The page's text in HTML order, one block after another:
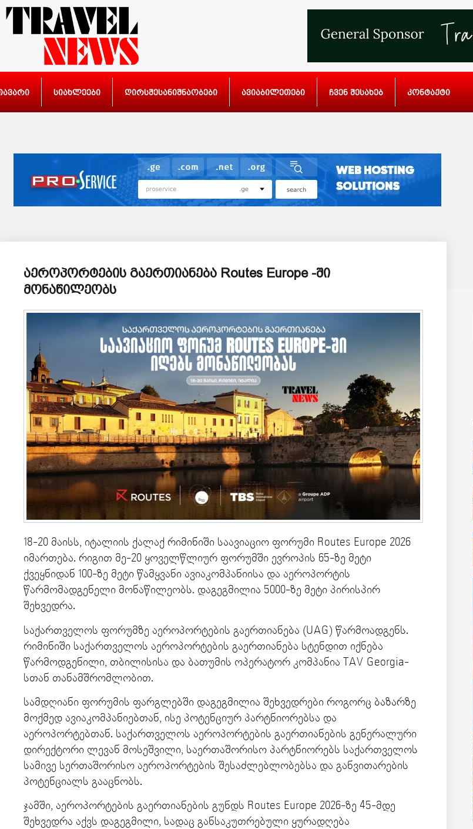
სიახლეები ღირსშესანიშნაობები ავიაბილეთები ჩვენ შესახებ კონტაქტი
აეროპორტების გაერთიანება Routes Europe -ში
მონაწილეობს
18-20 მაისს, იტალიის ქალაქ რიმინიში საავიაციო ფორუმი Routes Europe 2026
იმართება. რიგით მე-20 ყოველწლიურ ფორუმში ევროპის 65-ზე მეტი
ქვეყნიდან 100-ზე მეტი წამყვანი ავიაკომპანიისა და აეროპორტის
წარმომადგენელი მონაწილეობს. დაგეგმილია 5000-ზე მეტი პირისპირ
შეხვედრა.
საქართველოს ფორუმზე აეროპორტების გაერთიანება (UAG) წარმოადგენს.
რიმინიში საქართველოს აეროპორტების გაერთიანება სტენდით იქნება
წარმოდგენილი, თბილისისა და ბათუმის ოპერატორ კომპანია TAV Georgia-
სთან თანამშრომლობით.
სამდღიანი ფორუმის ფარგლებში დაგეგმილია შეხვედრები როგორც ბაზარზე
მოქმედ ავიაკომპანიებთან, ისე პოტენციურ პარტნიორებსა და
აეროპორტებთან. საქართველოს აეროპორტების გაერთიანების გენერალური
დირექტორი ლევან მოსეშვილი, საერთაშორისო პარტნიორებს საქართველოს
სამივე სერთაშორისო აეროპორტების შესაძლებლობებსა და განვითარების
პოტენციალს გააცნობს.
ჯამში, აეროპორტების გაერთიანების გუნდს Routes Europe 2026-ზე 45-მდე
შეხვედრა აქვს დაგეგმილი, სადაც განსაკუთრებული ყურადღება